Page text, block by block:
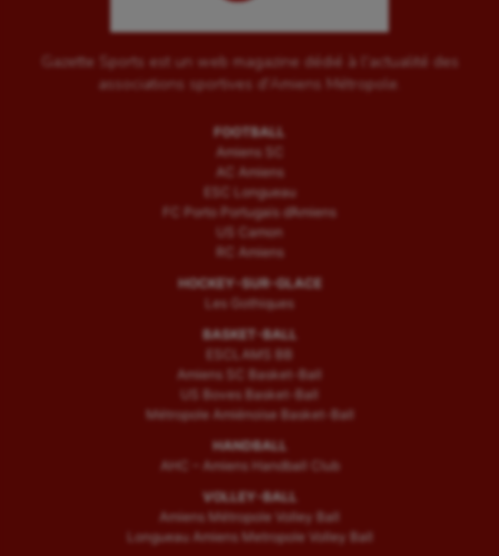
Gazette Sports est un web magazine dédié à l'actualité des
associations sportives d'Amiens Métropole.
FOOTBALL
Amiens SC
AC Amiens
ESC Longueau
FC Porto Portugais d’Amiens
US Camon
RC Amiens
HOCKEY-SUR-GLACE
Les Gothiques
BASKET-BALL
ESCLAMS BB
Amiens SC Basket-Ball
US Boves Basket-Ball
Métropole Amiénoise Basket-Ball
HANDBALL
AHC – Amiens Handball Club
VOLLEY-BALL
Amiens Métropole Volley Ball
Longueau Amiens Metropole Volley Ball